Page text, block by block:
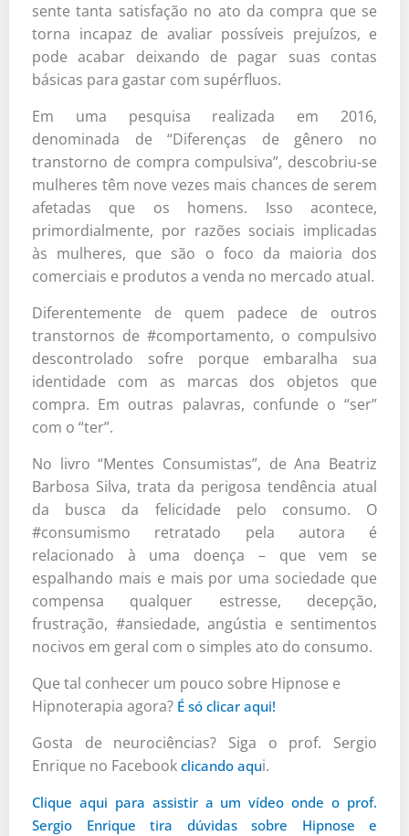
sente tanta satisfação no ato da compra que se
torna incapaz de avaliar possíveis prejuízos, e
pode acabar deixando de pagar suas contas
básicas para gastar com supérfluos.
Em uma pesquisa realizada em 2016,
denominada de “Diferenças de gênero no
transtorno de compra compulsiva”, descobriu-se
mulheres têm nove vezes mais chances de serem
afetadas que os homens. Isso acontece,
primordialmente, por razões sociais implicadas
às mulheres, que são o foco da maioria dos
comerciais e produtos a venda no mercado atual.
Diferentemente de quem padece de outros
transtornos de #comportamento, o compulsivo
descontrolado sofre porque embaralha sua
identidade com as marcas dos objetos que
compra. Em outras palavras, confunde o “ser”
com o “ter”.
No livro “Mentes Consumistas”, de Ana Beatriz
Barbosa Silva, trata da perigosa tendência atual
da busca da felicidade pelo consumo. O
#consumismo retratado pela autora é
relacionado à uma doença – que vem se
espalhando mais e mais por uma sociedade que
compensa qualquer estresse, decepção,
frustração, #ansiedade, angústia e sentimentos
nocivos em geral com o simples ato do consumo.
Que tal conhecer um pouco sobre Hipnose e
Hipnoterapia agora? É só clicar aqui!
Gosta de neurociências? Siga o prof. Sergio
Enrique no Facebook clicando aqui.
Clique aqui para assistir a um vídeo onde o prof.
Sergio Enrique tira dúvidas sobre Hipnose e